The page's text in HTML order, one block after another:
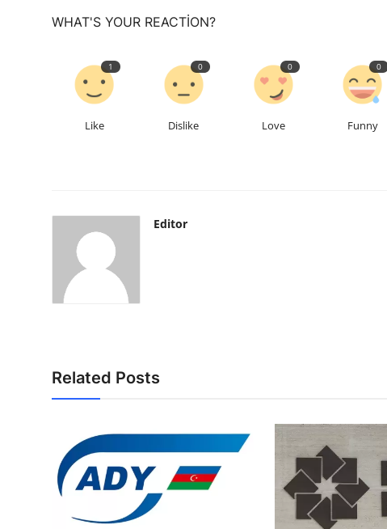
WHAT'S YOUR REACTION?
1
Like
0
Dislike
0
Love
0
Funny
Editor
Related Posts